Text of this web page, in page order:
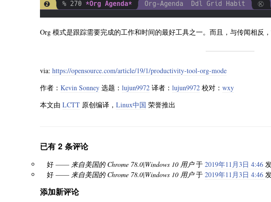
Org 模式是跟踪需要完成的工作和时间的最好工具之一。而且，与传闻相反
via: https://opensource.com/article/19/1/productivity-tool-org-mode
作者： Kevin Sonney 选题： lujun9972 译者： lujun9972 校对： wxy
本文由 LCTT 原创编译， Linux中国 荣誉推出
已有 2 条评论
好 —— 来自美国的 Chrome 78.0|Windows 10 用户于 2019年11月3日 4:46
好 —— 来自美国的 Chrome 78.0|Windows 10 用户于 2019年11月3日 4:46
添加新评论